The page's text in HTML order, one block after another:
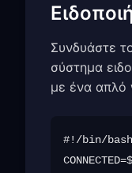
Συνδυάστε
σύστημα
με ένα απλό
#!/bin/bash